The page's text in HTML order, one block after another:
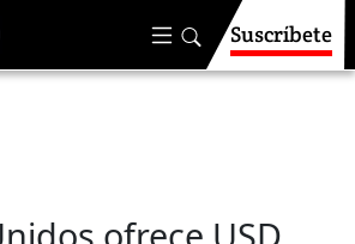
Suscríbete